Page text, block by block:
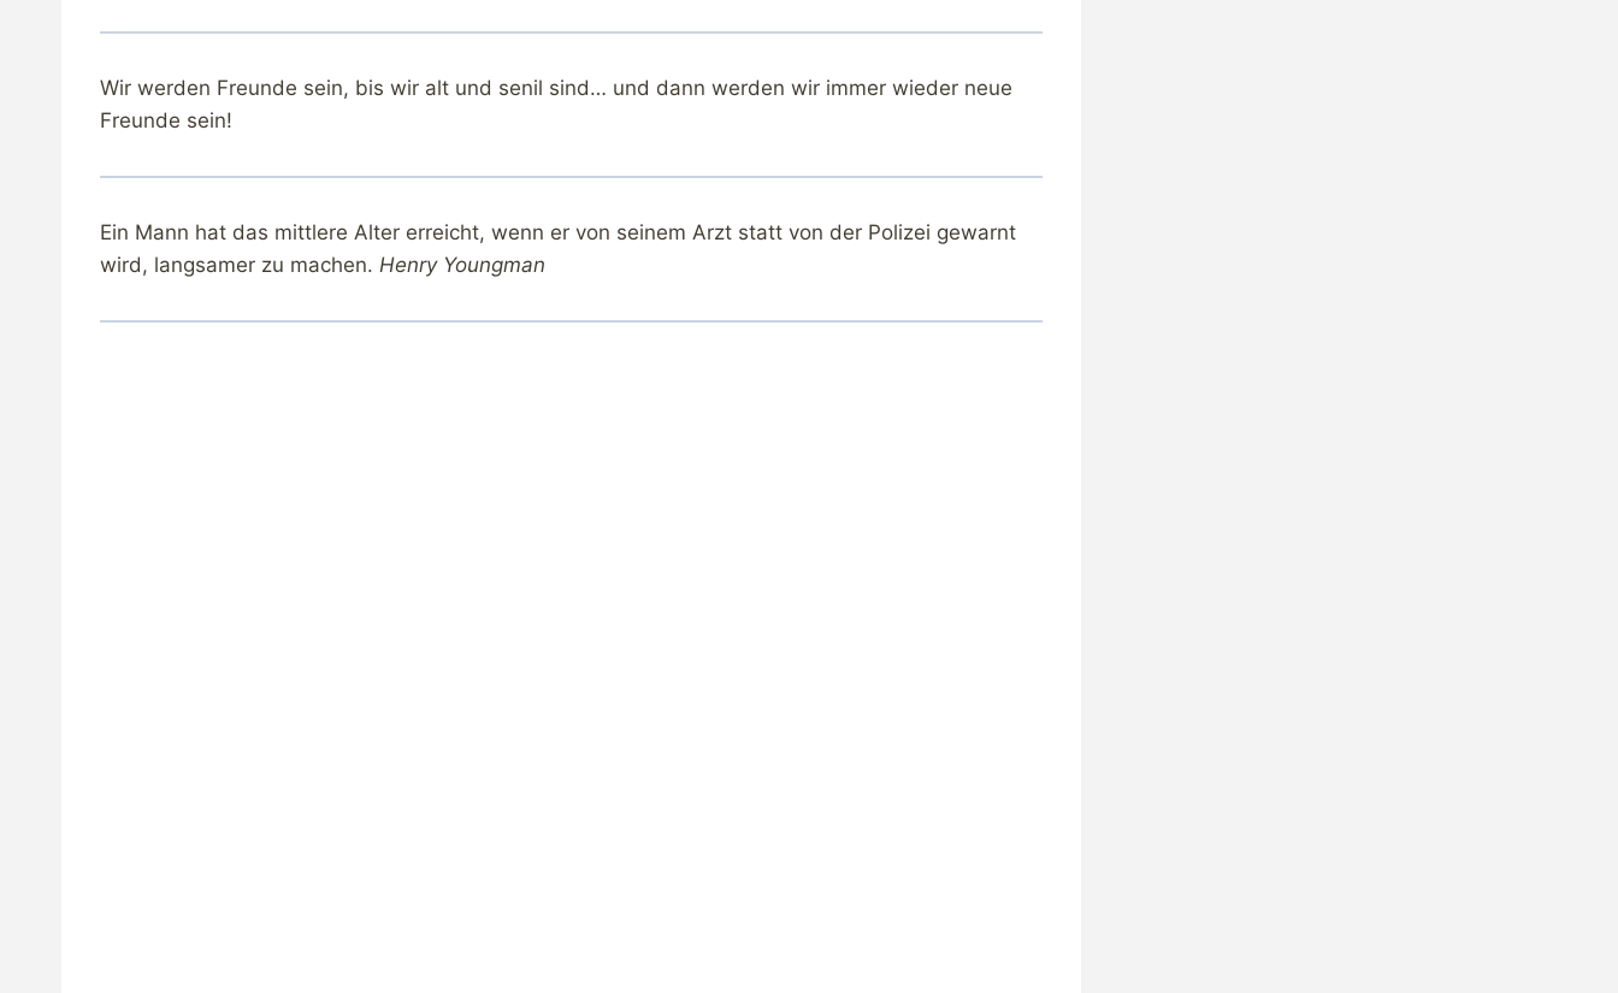
Wir werden Freunde sein, bis wir alt und senil sind… und dann werden wir immer wieder neue
Freunde sein!
Ein Mann hat das mittlere Alter erreicht, wenn er von seinem Arzt statt von der Polizei gewarnt
wird, langsamer zu machen. Henry Youngman